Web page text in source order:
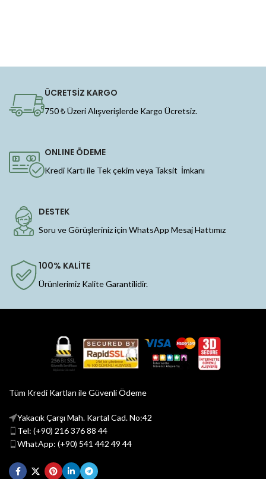
ÜCRETSİZ KARGO
750 ₺ Üzeri Alışverişlerde Kargo Ücretsiz.
ONLINE ÖDEME
Kredi Kartı ile Tek çekim veya Taksit İmkanı
DESTEK
Soru ve Görüşleriniz için WhatsApp Mesaj Hattımız
100% KALİTE
Ürünlerimiz Kalite Garantilidir.
Tüm Kredi Kartları ile Güvenli Ödeme
Yakacık Çarşı Mah. Kartal Cad. No:42
Tel: (+90) 216 376 88 44
WhatApp: (+90) 541 442 49 44